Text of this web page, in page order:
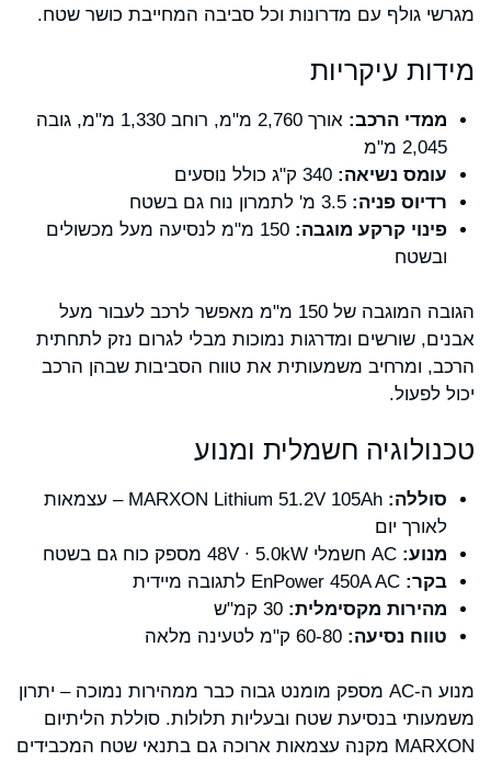
מגרשי גולף עם מדרונות וכל סביבה המחייבת כושר שטח.
מידות עיקריות
ממדי הרכב:
אורך 2,760 מ"מ, רוחב 1,330 מ"מ, גובה
2,045 מ"מ
עומס נשיאה: 340 ק"ג כולל נוסעים
רדיוס פניה: 3.5 מ' לתמרון נוח גם בשטח
פינוי קרקע מוגבה:
150 מ"מ לנסיעה מעל מכשולים
ובשטח
הגובה המוגבה של 150 מ"מ מאפשר לרכב לעבור מעל
אבנים, שורשים ומדרגות נמוכות מבלי לגרום נזק לתחתית
הרכב, ומרחיב משמעותית את טווח הסביבות שבהן הרכב
יכול לפעול.
טכנולוגיה חשמלית ומנוע
סוללה:
MARXON Lithium 51.2V 105Ah – עצמאות
לאורך יום
מנוע: AC חשמלי 48V ∙ 5.0kW מספק כוח גם בשטח
בקר: EnPower 450A AC לתגובה מיידית
מהירות מקסימלית: 30 קמ"ש
טווח נסיעה: 60-80 ק"מ לטעינה מלאה
מנוע ה-AC מספק מומנט גבוה כבר ממהירות נמוכה – יתרון
משמעותי בנסיעת שטח ובעליות תלולות. סוללת הליתיום
MARXON מקנה עצמאות ארוכה גם בתנאי שטח המכבידים